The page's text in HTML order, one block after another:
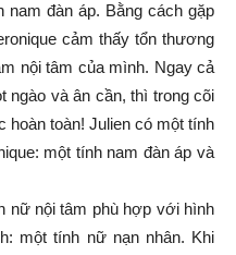
nam đàn áp. Bằng cách gặp
cảm thấy tổn thương
nội tâm của mình. Ngay cả
ngào và ân cần, thì trong cõi
hoàn toàn! Julien có một tính
một tính nam đàn áp và
nữ nội tâm phù hợp với hình
một tính nữ nạn nhân. Khi